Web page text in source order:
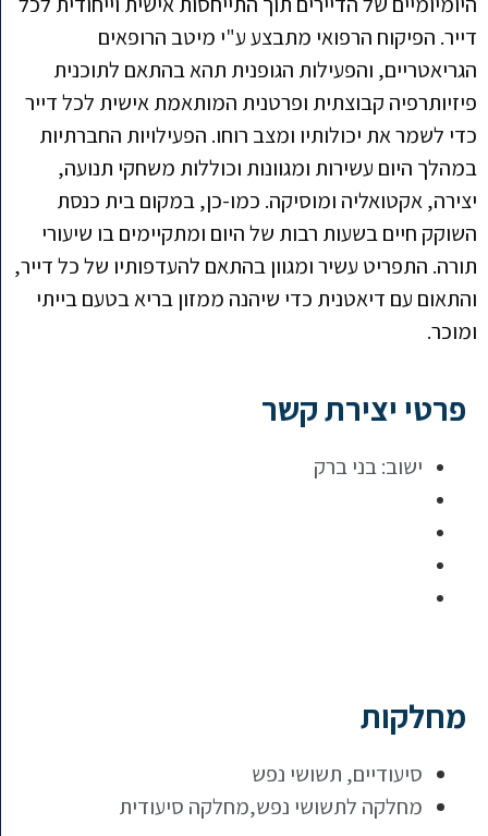
דייר. הפיקוח הרפואי מתבצע ע"י מיטב הרופאים
הגריאטריים, והפעילות הגופנית תהא בהתאם לתוכנית
פיזיותרפיה קבוצתית ופרטנית המותאמת אישית לכל דייר
כדי לשמר את יכולותיו ומצב רוחו. הפעילויות החברתיות
במהלך היום עשירות ומגוונות וכוללות משחקי תנועה,
יצירה, אקטואליה ומוסיקה. כמו-כן, במקום בית כנסת
השוקק חיים בשעות רבות של היום ומתקיימים בו שיעורי
תורה. התפריט עשיר ומגוון בהתאם להעדפותיו של כל דייר,
והתאום עם דיאטנית כדי שיהנה ממזון בריא בטעם בייתי
ומוכר.
פרטי יצירת קשר
ישוב:בני ברק
מחלקות
סיעודיים, תשושי נפש
מחלקה לתשושי נפש,מחלקה סיעודית